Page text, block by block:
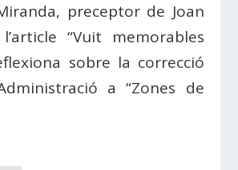
preceptor de Joan
“Vuit memorables
sobre la correcció
a “Zones de